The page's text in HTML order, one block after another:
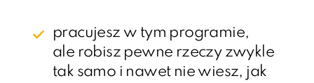
pracujesz w tym programie,
ale robisz pewne rzeczy zwykle
tak samo i nawet nie wiesz, jak